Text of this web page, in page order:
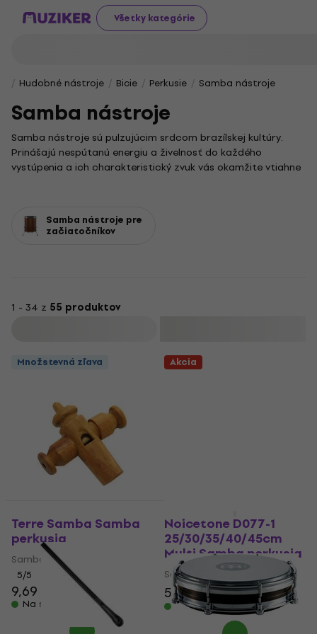
Všetky kategórie
Hudobné nástroje Bicie Perkusie Samba nástroje
Samba nástroje
Samba nástroje sú pulzujúcim srdcom brazílskej kultúry.
Prinášajú nespútanú energiu a živelnosť do každého
vystúpenia a ich charakteristický zvuk vás okamžite vtiahne
tamborimy či všestranné pandeirá. Práve vďaka nim sa rodia
komplexné rytmické vzory a bohaté zvukové textúry. Ich
Samba nástroje pre
začiatočníkov
1 - 34 z 55 produktov
Množstevná zľava
Terre Samba Samba
perkusia
Samba perkusia
5/5
9,69 €
Na sklade
Akcia
Noicetone D077-1
25/30/35/40/45cm
Multi Samba perkusia
Samba perkusia
549 €599 €
- 8 %
Na sklade